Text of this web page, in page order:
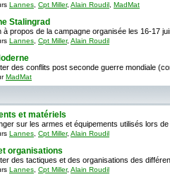
Lannes Cpt Miller, Alain Roudil MadMat
Stalingrad
à propos de la campagne organisée les 16-17
Lannes Cpt Miller, Alain Roudil
des conflits post seconde guerre mondiale
MadMat
et matériels
sur les armes et équipements utilisés lors
Lannes Cpt Miller, Alain Roudil
organisations
des tactiques et des organisations des
Lannes Cpt Miller, Alain Roudil